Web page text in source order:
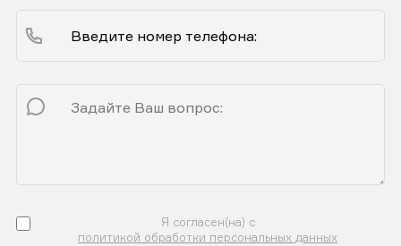
Я согласен(на) с
политикой обработки персональных данных